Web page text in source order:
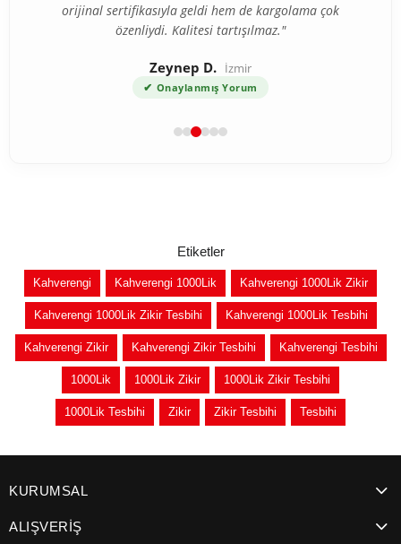
orijinal sertifikasıyla geldi hem de kargolama çok
özenliydi. Kalitesi tartışılmaz."
Zeynep D. İzmir
✔ Onaylanmış Yorum
Etiketler
Kahverengi Kahverengi 1000Lik Kahverengi 1000Lik Zikir
Kahverengi 1000Lik Zikir Tesbihi Kahverengi 1000Lik Tesbihi
Kahverengi Zikir Kahverengi Zikir Tesbihi Kahverengi Tesbihi
1000Lik 1000Lik Zikir 1000Lik Zikir Tesbihi
1000Lik Tesbihi Zikir Zikir Tesbihi Tesbihi
KURUMSAL
ALIŞVERİŞ